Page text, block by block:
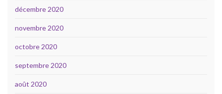
décembre 2020
novembre 2020
octobre 2020
septembre 2020
août 2020